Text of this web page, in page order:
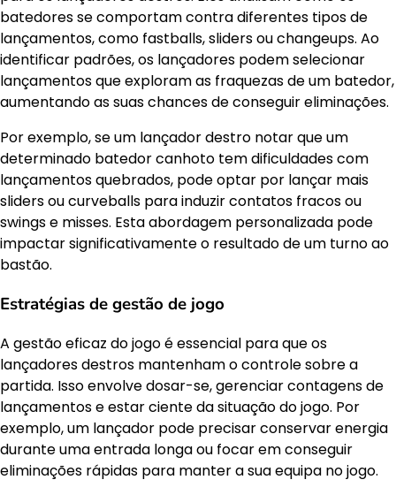
batedores se comportam contra diferentes tipos de
lançamentos, como fastballs, sliders ou changeups. Ao
identificar padrões, os lançadores podem selecionar
lançamentos que exploram as fraquezas de um batedor,
aumentando as suas chances de conseguir eliminações.
Por exemplo, se um lançador destro notar que um
determinado batedor canhoto tem dificuldades com
lançamentos quebrados, pode optar por lançar mais
sliders ou curveballs para induzir contatos fracos ou
swings e misses. Esta abordagem personalizada pode
impactar significativamente o resultado de um turno ao
bastão.
Estratégias de gestão de jogo
A gestão eficaz do jogo é essencial para que os
lançadores destros mantenham o controle sobre a
partida. Isso envolve dosar-se, gerenciar contagens de
lançamentos e estar ciente da situação do jogo. Por
exemplo, um lançador pode precisar conservar energia
durante uma entrada longa ou focar em conseguir
eliminações rápidas para manter a sua equipa no jogo.